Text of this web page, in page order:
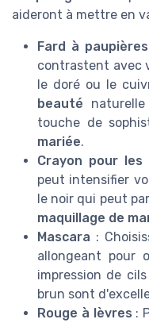
aideront à mettre en
Fard à paupières
contrastent avec
le doré ou le
beauté
touche de
mariée.
Crayon pour les
peut intensifier
le noir qui peut
maquillage de
Mascara :
allongeant pour
impression de
brun sont
Rouge à lèvres :